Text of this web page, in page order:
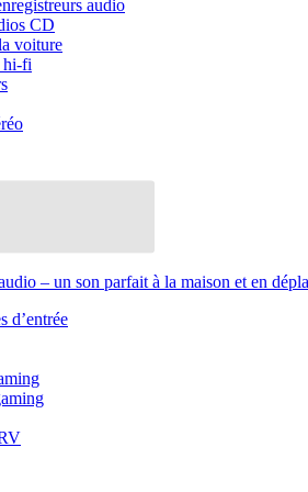
audio
CD
voiture
hi-fi
– un son parfait à la maison et en
d’entrée